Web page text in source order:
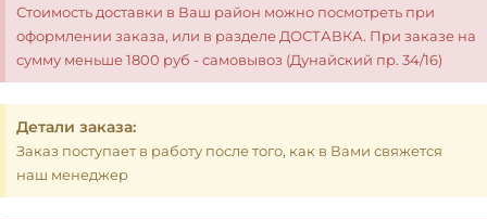
Стоимость доставки в Ваш район можно посмотреть при
оформлении заказа, или в разделе ДОСТАВКА. При заказе на
сумму меньше 1800 руб - самовывоз (Дунайский пр. 34/16)
Детали заказа:
Заказ поступает в работу после того, как в Вами свяжется
наш менеджер